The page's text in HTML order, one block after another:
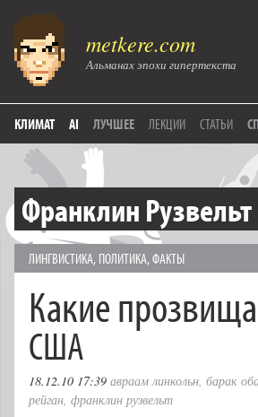
metkere.com
Альманах эпохи гипертекста
КЛИМАТ AI ЛУЧШЕЕ ЛЕКЦИИ СТАТЬИ
Франклин Рузвельт
ЛИНГВИСТИКА, ПОЛИТИКА,ФАКТЫ
Какие
США
18.12.10 17:39 авраам линкольн, барак
рейган, франклин рузвельт